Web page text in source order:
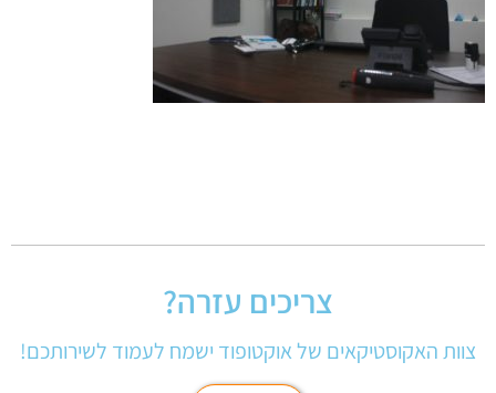
צריכים עזרה?
צוות האקוסטיקאים של אוקטופוד ישמח לעמוד לשירותכם!